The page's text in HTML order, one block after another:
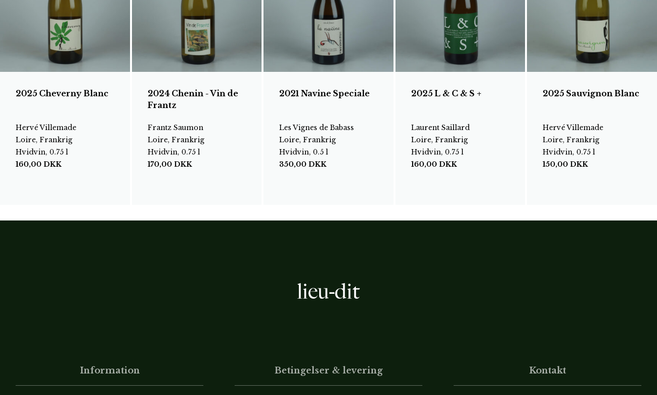
2025 Cheverny Blanc
Hervé Villemade
Loire, Frankrig
Hvidvin, 0.75 l
160,00 DKK
2024 Chenin - Vin de
Frantz
Frantz Saumon
Loire, Frankrig
Hvidvin, 0.75 l
170,00 DKK
2021 Navine Speciale
Les Vignes de Babass
Loire, Frankrig
Hvidvin, 0.5 l
350,00DKK
2025 L & C & S +
Laurent Saillard
Loire, Frankrig
Hvidvin, 0.75 l
160,00 DKK
2025 Sauvignon Blanc
Hervé Villemade
Loire, Frankrig
Hvidvin, 0.75 l
150,00DKK
Information Betingelser & levering Kontakt